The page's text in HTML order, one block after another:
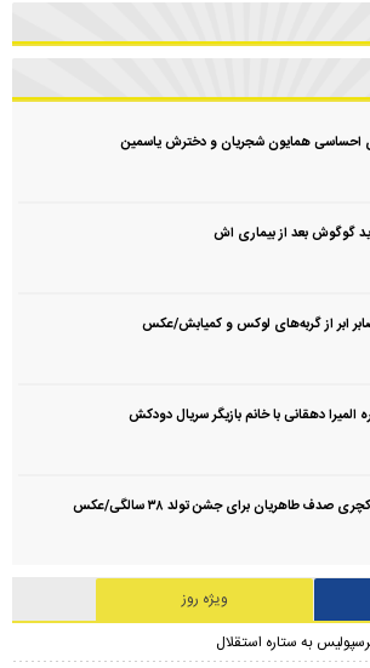
همایون شجریان و دخترش یاسمین
گوگوش بعد از بیماری اش
ابر از گربه‌های لوکس و کمیابش/عکس
المیرا دهقانی با خانم بازیگر سریال دودکش
صدف طاهریان برای جشن تولد ۳۸ سالگی‌/عکس
ویژه روز